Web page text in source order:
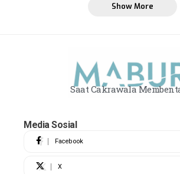
Show More
Saat Cakrawala
Media Sosial
Facebook
X